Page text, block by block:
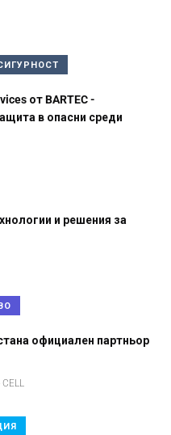
от BARTEC -
в опасни среди
и решения за
официален партньор
CELL